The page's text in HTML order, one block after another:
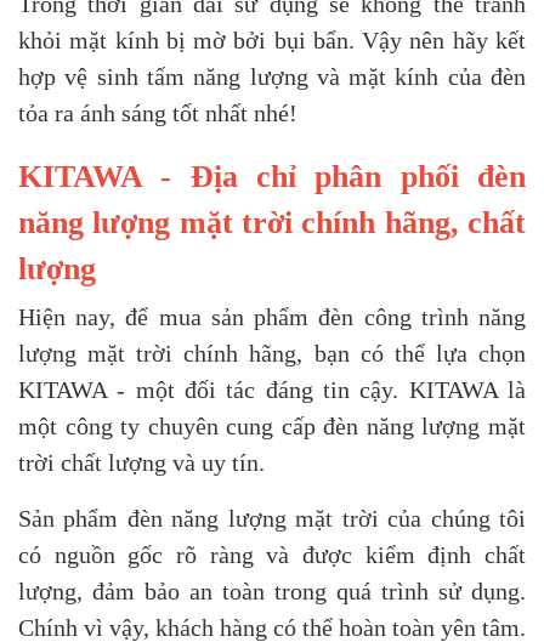
khỏi mặt kính bị mờ bởi bụi bẩn. Vậy nên hãy kết
hợp vệ sinh tấm năng lượng và mặt kính của đèn
tỏa ra ánh sáng tốt nhất nhé!
KITAWA - Địa chỉ phân phối đèn
năng lượng mặt trời chính hãng, chất
lượng
Hiện nay, để mua sản phẩm đèn công trình năng
lượng mặt trời chính hãng, bạn có thể lựa chọn
KITAWA - một đối tác đáng tin cậy. KITAWA là
một công ty chuyên cung cấp đèn năng lượng mặt
trời chất lượng và uy tín.
Sản phẩm đèn năng lượng mặt trời của chúng tôi
có nguồn gốc rõ ràng và được kiểm định chất
lượng, đảm bảo an toàn trong quá trình sử dụng.
Chính vì vậy, khách hàng có thể hoàn toàn yên tâm.